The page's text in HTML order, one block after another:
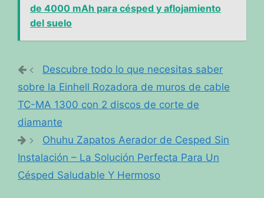
de 4000 mAh para césped y aflojamiento
del suelo
Descubre todo lo que necesitas saber
sobre la Einhell Rozadora de muros de cable
TC-MA 1300 con 2 discos de corte de
diamante
Ohuhu Zapatos Aerador de Cesped Sin
Instalación – La Solución Perfecta Para Un
Césped Saludable Y Hermoso